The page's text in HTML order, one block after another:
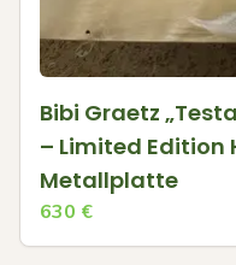
Bibi Graetz
– Limited Edition
Metallplatte
630 €